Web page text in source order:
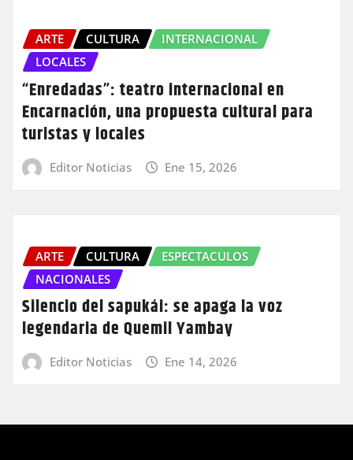
ARTE CULTURA
INTERNACIONAL
LOCALES
“Enredadas”: teatro internacional en
Encarnación, una propuesta cultural para
turistas y locales
Editor Noticias Ene 15, 2026
ARTE CULTURA
ESPECTACULOS
NACIONALES
Silencio del sapukái: se apaga la voz
legendaria de Quemil Yambay
Editor Noticias Ene 14, 2026